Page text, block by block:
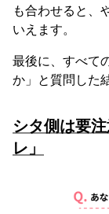
も合わせると、
いえます。
最後に、すべて
か」と質問した
シタ側は要
レ」